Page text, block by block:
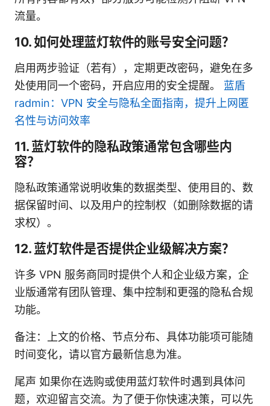
流量。
10. 如何处理蓝灯软件的账号安全问题？
启用两步验证（若有），定期更改密码，避免在多
处使用同一个密码，开启应用的安全提醒。 蓝盾
radmin：VPN 安全与隐私全面指南，提升上网匿
名性与访问效率
11. 蓝灯软件的隐私政策通常包含哪些内
容？
隐私政策通常说明收集的数据类型、使用目的、数
据保留时间、以及用户的控制权（如删除数据的请
求权）。
12. 蓝灯软件是否提供企业级解决方案？
许多 VPN 服务商同时提供个人和企业级方案，企
业版通常有团队管理、集中控制和更强的隐私合规
功能。
备注：上文的价格、节点分布、具体功能项可能随
时间变化，请以官方最新信息为准。
尾声 如果你在选购或使用蓝灯软件时遇到具体问
题，欢迎留言交流。为了便于你快速决策，可以先